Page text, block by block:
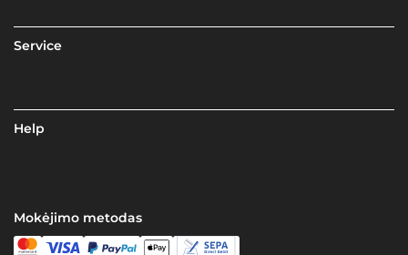
Service
Help
Mokėjimo metodas